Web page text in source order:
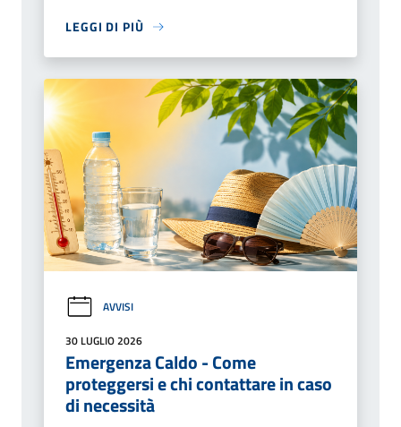
LEGGI DI PIÙ
AVVISI
30 LUGLIO 2026
Emergenza Caldo - Come
proteggersi e chi contattare in caso
di necessità